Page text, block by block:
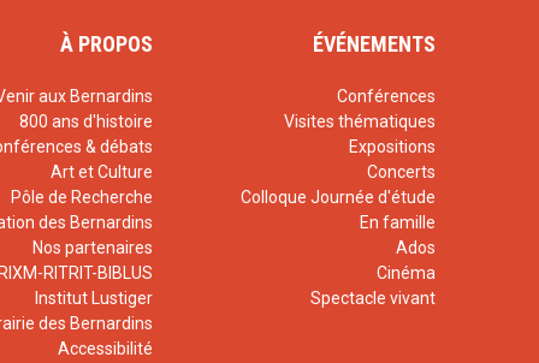
À PROPOS
aux Bernardins
800 ans d'histoire
& débats
Art et Culture
Pôle de Recherche
des Bernardins
Nos partenaires
RITRIT-BIBLUS
Institut Lustiger
des Bernardins
Accessibilité
ÉVÉNEMENTS
Conférences
Visites thématiques
Expositions
Concerts
Colloque Journée d'étude
En famille
Ados
Cinéma
Spectacle vivant